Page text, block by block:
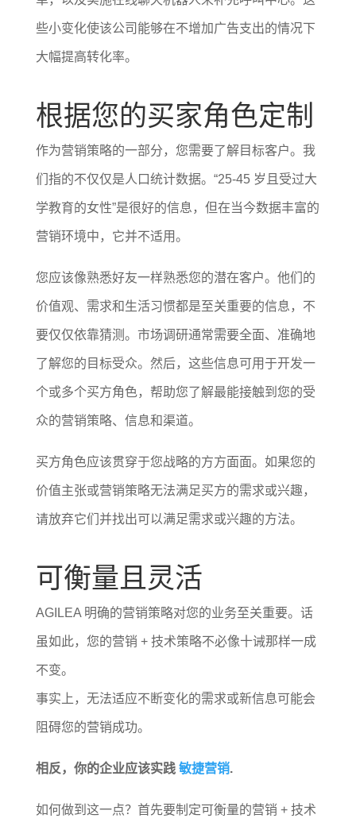
些小变化使该公司能够在不增加广告支出的情况下
大幅提高转化率。
根据您的买家角色定制
作为营销策略的一部分，您需要了解目标客户。我
们指的不仅仅是人口统计数据。“25-45 岁且受过大
学教育的女性”是很好的信息，但在当今数据丰富的
营销环境中，它并不适用。
您应该像熟悉好友一样熟悉您的潜在客户。他们的
价值观、需求和生活习惯都是至关重要的信息，不
要仅仅依靠猜测。市场调研通常需要全面、准确地
了解您的目标受众。然后，这些信息可用于开发一
个或多个买方角色，帮助您了解最能接触到您的受
众的营销策略、信息和渠道。
买方角色应该贯穿于您战略的方方面面。如果您的
价值主张或营销策略无法满足买方的需求或兴趣，
请放弃它们并找出可以满足需求或兴趣的方法。
可衡量且灵活
AGILEA 明确的营销策略对您的业务至关重要。话
虽如此，您的营销 + 技术策略不必像十诫那样一成
不变。
事实上，无法适应不断变化的需求或新信息可能会
阻碍您的营销成功。
相反，你的企业应该实践 敏捷营销.
如何做到这一点？首先要制定可衡量的营销 + 技术